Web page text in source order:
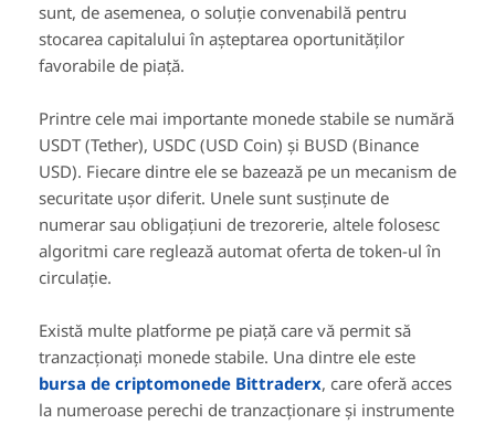
sunt, de asemenea, o soluție convenabilă pentru
stocarea capitalului în așteptarea oportunităților
favorabile de piață.
Printre cele mai importante monede stabile se numără
USDT (Tether), USDC (USD Coin) și BUSD (Binance
USD). Fiecare dintre ele se bazează pe un mecanism de
securitate ușor diferit. Unele sunt susținute de
numerar sau obligațiuni de trezorerie, altele folosesc
algoritmi care reglează automat oferta de token-ul în
circulație.
Există multe platforme pe piață care vă permit să
tranzacționați monede stabile. Una dintre ele este
bursa de criptomonede Bittraderx, care oferă acces
la numeroase perechi de tranzacționare și instrumente